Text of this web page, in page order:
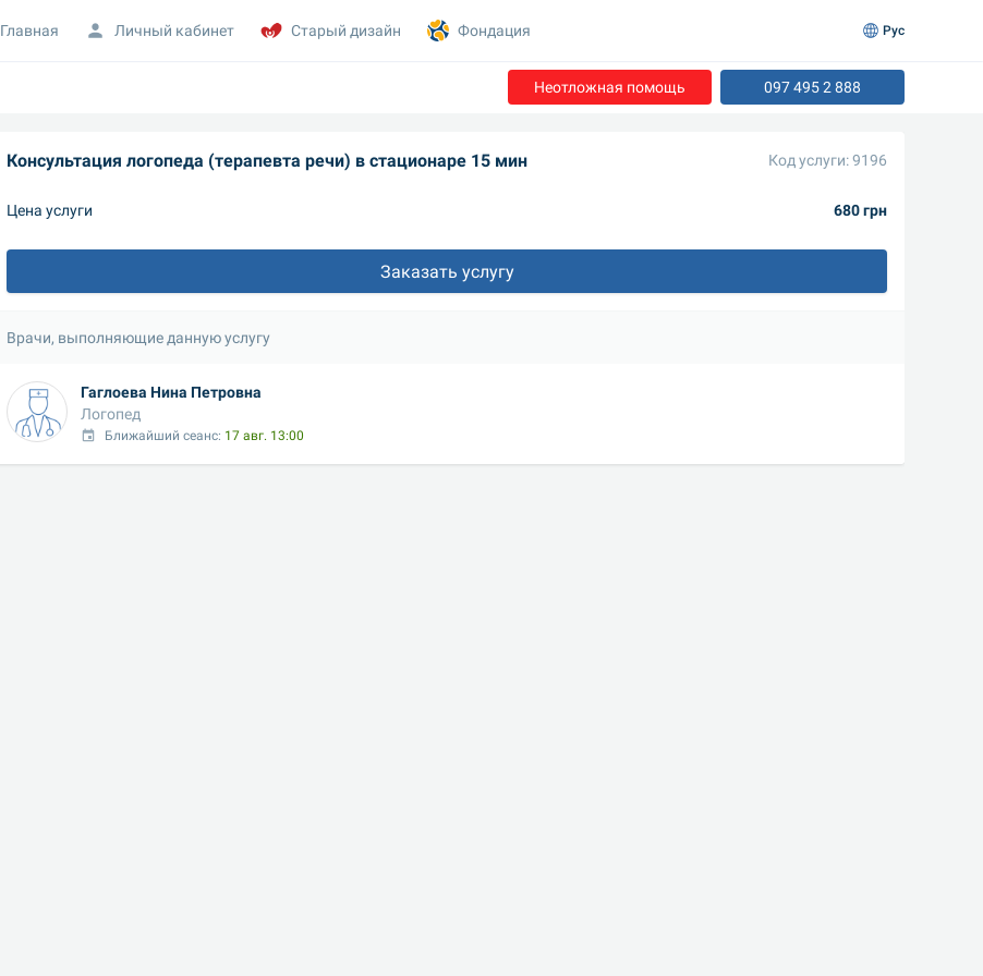
Неотложная помощь 097 495 2 888
Консультация логопеда (терапевта речи) в стационаре 15 мин Код услуги: 9196
Цена услуги 680 грн
Заказать услугу
Врачи, выполняющие данную услугу
Гаглоева Нина Петровна
Логопед
Ближайший сеанс: 17 авг. 13:00
Главная Личный кабинет Старый дизайн Фондация Рус